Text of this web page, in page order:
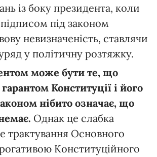
із боку президента, коли
підписом під законом
невизначеність, ставлячи
у політичну розтяжку.
може бути те, що
гарантом Конституції і його
нібито означає, що
Однак це слабка
трактування Основного
Конституційного